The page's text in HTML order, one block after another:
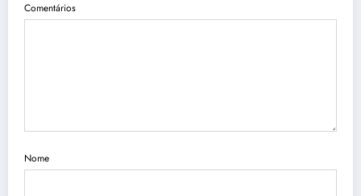
Comentários
Nome